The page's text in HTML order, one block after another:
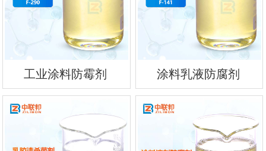
工业涂料防霉剂 涂料乳液防腐剂